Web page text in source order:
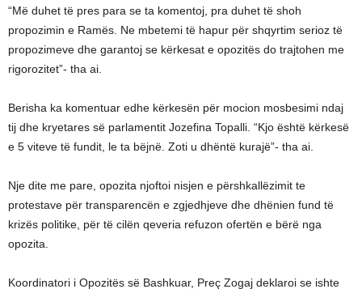
“Më duhet të pres para se ta komentoj, pra duhet të shoh
propozimin e Ramës. Ne mbetemi të hapur për shqyrtim serioz të
propozimeve dhe garantoj se kërkesat e opozitës do trajtohen me
rigorozitet”- tha ai.
Berisha ka komentuar edhe kërkesën për mocion mosbesimi ndaj
tij dhe kryetares së parlamentit Jozefina Topalli. “Kjo është kërkesë
e 5 viteve të fundit, le ta bëjnë. Zoti u dhëntë kurajë”- tha ai.
Nje dite me pare, opozita njoftoi nisjen e përshkallëzimit te
protestave për transparencën e zgjedhjeve dhe dhënien fund të
krizës politike, për të cilën qeveria refuzon ofertën e bërë nga
opozita.
Koordinatori i Opozitës së Bashkuar, Preç Zogaj deklaroi se ishte